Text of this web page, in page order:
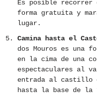
Es posible recorrer
forma gratuita y
lugar.
Camina hasta el
dos Mouros es una
en la cima de una
espectaculares al
entrada al castillo
hasta la base de